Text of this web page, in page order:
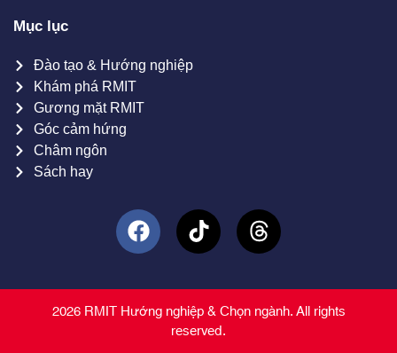
Mục lục
Đào tạo & Hướng nghiệp
Khám phá RMIT
Gương mặt RMIT
Góc cảm hứng
Châm ngôn
Sách hay
2026 RMIT Hướng nghiệp & Chọn ngành. All rights
reserved.